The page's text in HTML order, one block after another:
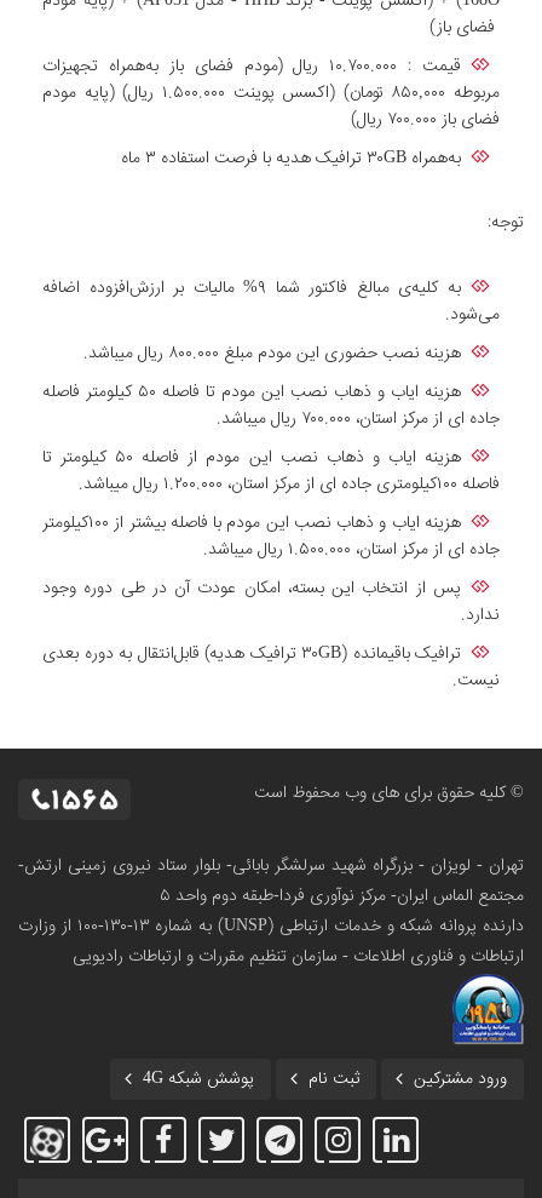
فضای باز)
قیمت : ۱۰.۷۰۰.۰۰۰ ریال (مودم فضای باز به‌همراه تجهیزات
مربوطه ۸۵۰,۰۰۰ تومان) (اکسس پوینت ۱.۵۰۰.۰۰۰ ریال) (پایه مودم
فضای باز ۷۰۰.۰۰۰ ریال)
به‌همراه ۳۰GB ترافیک هدیه با فرصت استفاده ۳ ماه
توجه:
به کلیه‌ی مبالغ فاکتور شما ۹% مالیات بر ارزش‌افزوده اضافه
می‌شود.
هزینه نصب حضوری این مودم مبلغ ۸۰۰.۰۰۰ ریال میباشد.
هزینه ایاب و ذهاب نصب این مودم تا فاصله ۵۰ کیلومتر فاصله
جاده ای از مرکز استان، ۷۰۰.۰۰۰ ریال میباشد.
هزینه ایاب و ذهاب نصب این مودم از فاصله ۵۰ کیلومتر تا
فاصله ۱۰۰کیلومتری جاده ای از مرکز استان، ۱.۲۰۰.۰۰۰ ریال میباشد.
هزینه ایاب و ذهاب نصب این مودم با فاصله بیشتر از ۱۰۰کیلومتر
جاده ای از مرکز استان، ۱.۵۰۰.۰۰۰ ریال میباشد.
پس از انتخاب این بسته، امکان عودت آن در طی دوره وجود
ندارد.
ترافیک باقیمانده (۳۰GB ترافیک هدیه) قابل‌انتقال به دوره بعدی
نیست.
© کلیه حقوق برای های وب محفوظ است
تهران - لویزان - بزرگراه شهید سرلشگر بابائی- بلوار ستاد نیروی زمینی ارتش-
مجتمع الماس ایران- مرکز نوآوری فردا-طبقه دوم واحد ۵
دارنده پروانه شبکه و خدمات ارتباطی (UNSP) به شماره ۱۳-۱۳۰-۱۰۰
از وزارت
ارتباطات و فناوری اطلاعات - سازمان تنظیم مقررات و ارتباطات رادیویی
ورود مشترکین ثبت نام پوشش شبکه 4G